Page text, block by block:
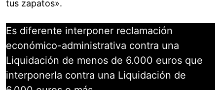
tus zapatos».
Es diferente interponer reclamación
económico-administrativa contra una
Liquidación de menos de 6.000 euros que
interponerla contra una Liquidación de